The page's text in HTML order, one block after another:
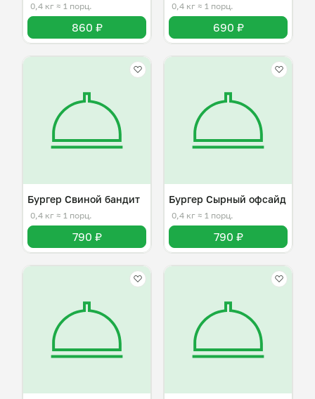
0,4 кг ≈ 1 порц.
860 ₽
0,4 кг ≈ 1 порц.
690 ₽
Бургер Свиной бандит
0,4 кг ≈ 1 порц.
790 ₽
Бургер Сырный офсайд
0,4 кг ≈ 1 порц.
790 ₽